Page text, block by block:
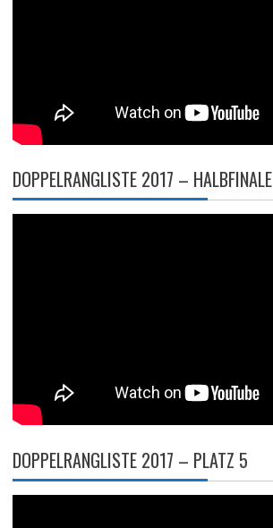
DOPPELRANGLISTE 2017 – HALBFINALE
DOPPELRANGLISTE 2017 – PLATZ 5